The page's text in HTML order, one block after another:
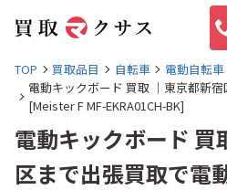
TOP 買取品目 自転車
電動自転車
電動キックボード 買取 ｜東京都新
[Meister F MF-EKRA01CH-BK]
電動キックボード 買
区まで出張買取で